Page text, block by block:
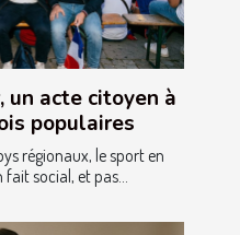
un acte citoyen à
populaires
régionaux, le sport en
social, et pas...